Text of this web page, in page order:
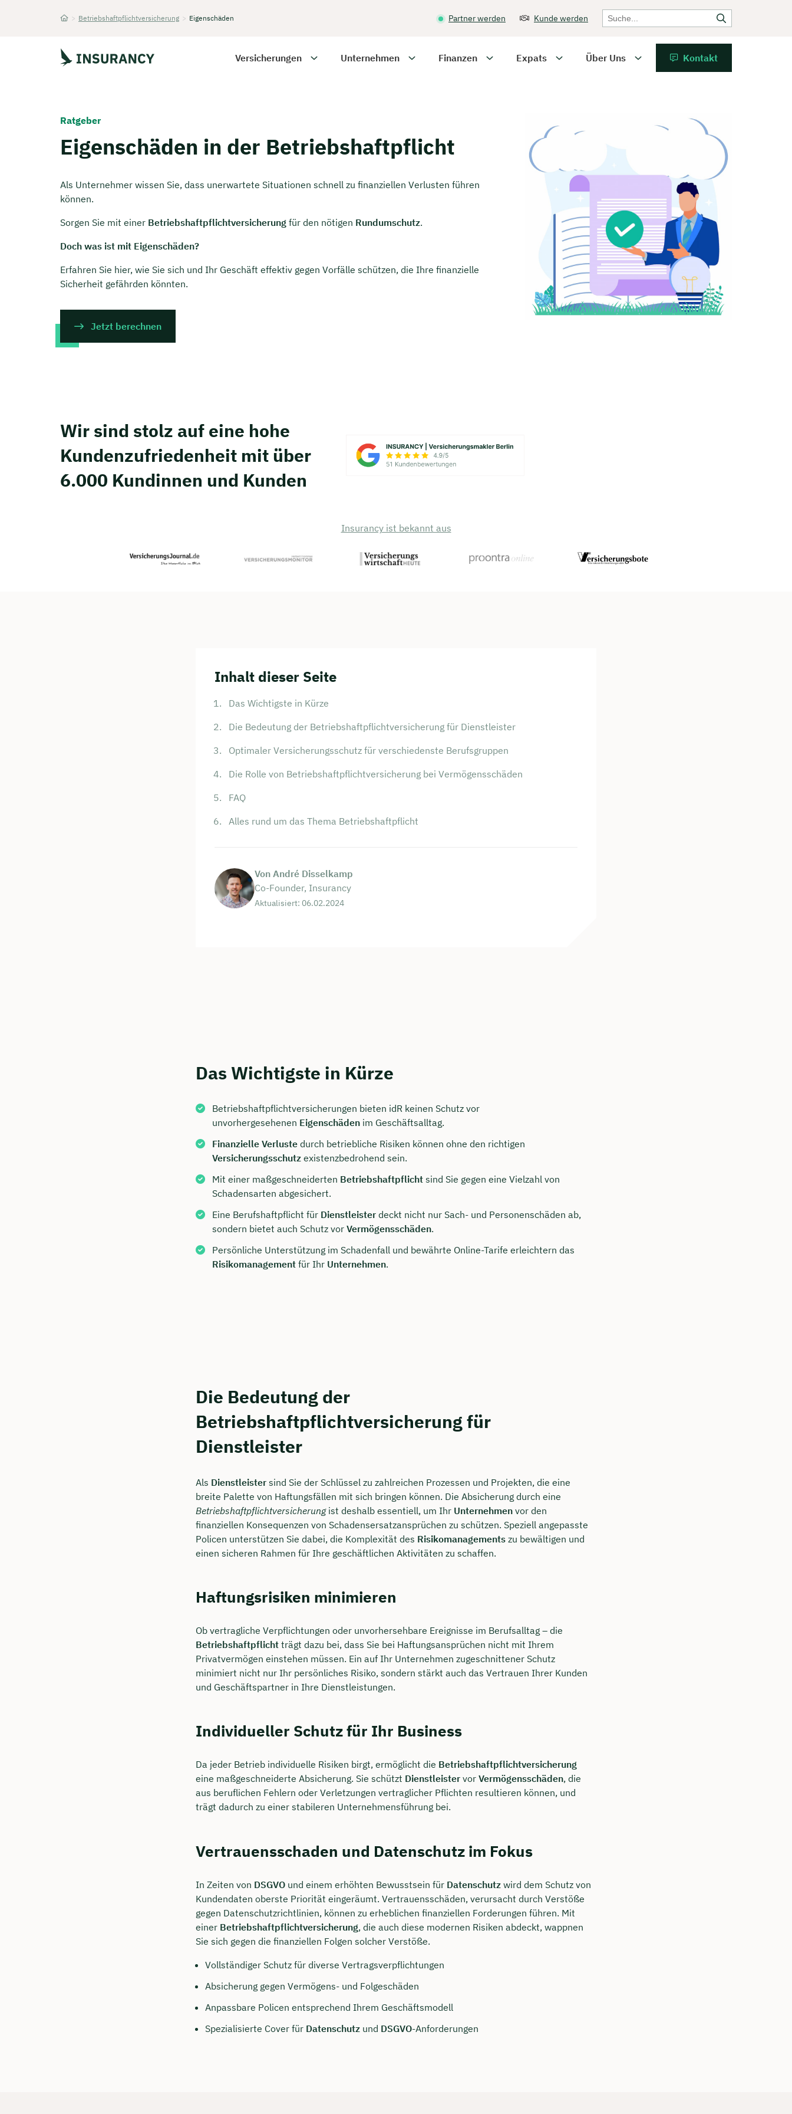
> Betriebshaftpflichtversicherung > Eigenschäden Partner werden Kunde werden
Versicherungen Unternehmen Finanzen Expats Über Uns Kontakt
Ratgeber
Eigenschäden in der Betriebshaftpflicht
Als Unternehmer wissen Sie, dass unerwartete Situationen schnell zu finanziellen Verlusten führen
können.
Sorgen Sie mit einer Betriebshaftpflichtversicherung für den nötigen Rundumschutz.
Doch was ist mit Eigenschäden?
Erfahren Sie hier, wie Sie sich und Ihr Geschäft effektiv gegen Vorfälle schützen, die Ihre finanzielle
Sicherheit gefährden könnten.
Jetzt berechnen
Wir sind stolz auf eine hohe
Kunden­zufriedenheit mit über
6.000 Kundinnen und Kunden
Insurancy ist bekannt aus
Inhalt dieser Seite
Das Wichtigste in Kürze
Die Bedeutung der Betriebshaftpflichtversicherung für Dienstleister
Optimaler Versicherungsschutz für verschiedenste Berufsgruppen
Die Rolle von Betriebshaftpflichtversicherung bei Vermögensschäden
FAQ
Alles rund um das Thema Betriebshaftpflicht
Von André Disselkamp
Co-Founder, Insurancy
Aktualisiert: 06.02.2024
Das Wichtigste in Kürze
Betriebshaftpflichtversicherungen bieten idR keinen Schutz vor
unvorhergesehenen Eigenschäden im Geschäftsalltag.
Finanzielle Verluste durch betriebliche Risiken können ohne den richtigen
Versicherungsschutz existenzbedrohend sein.
Mit einer maßgeschneiderten Betriebshaftpflicht sind Sie gegen eine Vielzahl von
Schadensarten abgesichert.
Eine Berufshaftpflicht für Dienstleister deckt nicht nur Sach- und Personenschäden ab,
sondern bietet auch Schutz vor Vermögensschäden.
Persönliche Unterstützung im Schadenfall und bewährte Online-Tarife erleichtern das
Risikomanagement für Ihr Unternehmen.
Die Bedeutung der
Betriebshaftpflichtversicherung für
Dienstleister
Als Dienstleister sind Sie der Schlüssel zu zahlreichen Prozessen und Projekten, die eine
breite Palette von Haftungsfällen mit sich bringen können. Die Absicherung durch eine
Betriebshaftpflichtversicherungist deshalb essentiell, um Ihr Unternehmen vor den
finanziellen Konsequenzen von Schadensersatzansprüchen zu schützen. Speziell angepasste
Policen unterstützen Sie dabei, die Komplexität des Risikomanagements zu bewältigen und
einen sicheren Rahmen für Ihre geschäftlichen Aktivitäten zu schaffen.
Haftungsrisiken minimieren
Ob vertragliche Verpflichtungen oder unvorhersehbare Ereignisse im Berufsalltag – die
Betriebshaftpflicht trägt dazu bei, dass Sie bei Haftungsansprüchen nicht mit Ihrem
Privatvermögen einstehen müssen. Ein auf Ihr Unternehmen zugeschnittener Schutz
minimiert nicht nur Ihr persönliches Risiko, sondern stärkt auch das Vertrauen Ihrer Kunden
und Geschäftspartner in Ihre Dienstleistungen.
Individueller Schutz für Ihr Business
Da jeder Betrieb individuelle Risiken birgt, ermöglicht die Betriebshaftpflichtversicherung
eine maßgeschneiderte Absicherung. Sie schützt Dienstleister vor Vermögensschäden, die
aus beruflichen Fehlern oder Verletzungen vertraglicher Pflichten resultieren können, und
trägt dadurch zu einer stabileren Unternehmensführung bei.
Vertrauensschaden und Datenschutz im Fokus
In Zeiten von DSGVO und einem erhöhten Bewusstsein für Datenschutz wird dem Schutz von
Kundendaten oberste Priorität eingeräumt. Vertrauensschäden, verursacht durch Verstöße
gegen Datenschutzrichtlinien, können zu erheblichen finanziellen Forderungen führen. Mit
einer Betriebshaftpflichtversicherung, die auch diese modernen Risiken abdeckt, wappnen
Sie sich gegen die finanziellen Folgen solcher Verstöße.
Vollständiger Schutz für diverse Vertragsverpflichtungen
Absicherung gegen Vermögens- und Folgeschäden
Anpassbare Policen entsprechend Ihrem Geschäftsmodell
Spezialisierte Cover für Datenschutz und DSGVO-Anforderungen
Jetzt persönliches
Beratungsgespräch mit Tobias
Niendieck sichern 🤝
Meeting buchen